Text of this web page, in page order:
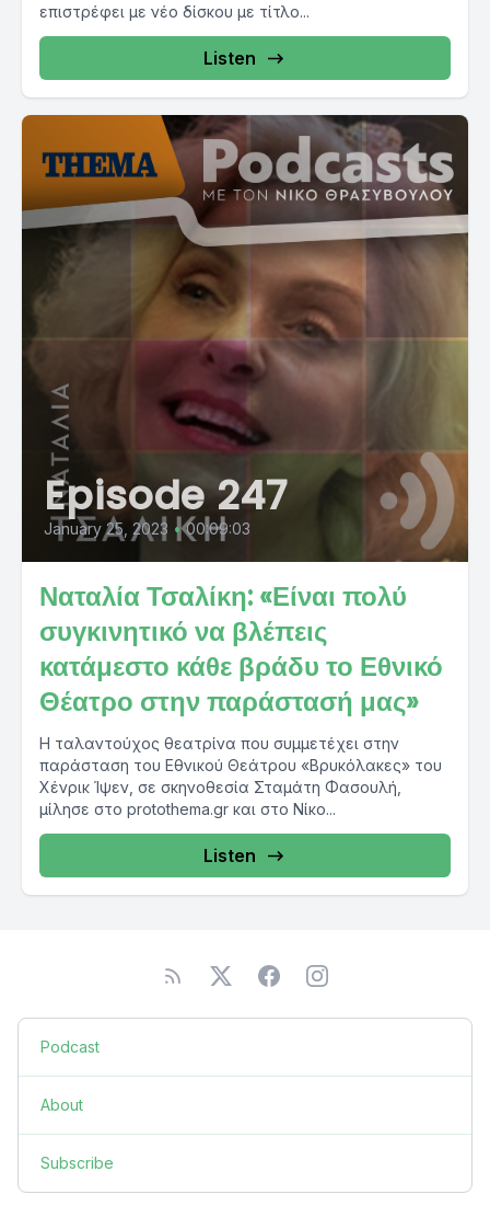
επιστρέφει με νέο δίσκου με τίτλο...
Listen
Episode 247
January 25, 2023 • 00:09:03
Ναταλία Τσαλίκη: «Είναι πολύ
συγκινητικό να βλέπεις
κατάμεστο κάθε βράδυ το Εθνικό
Θέατρο στην παράστασή μας»
Η ταλαντούχος θεατρίνα που συμμετέχει στην
παράσταση του Εθνικού Θεάτρου «Βρυκόλακες» του
Χένρικ Ίψεν, σε σκηνοθεσία Σταμάτη Φασουλή,
μίλησε στο protothema.gr και στο Νίκο...
Listen
Podcast
About
Subscribe